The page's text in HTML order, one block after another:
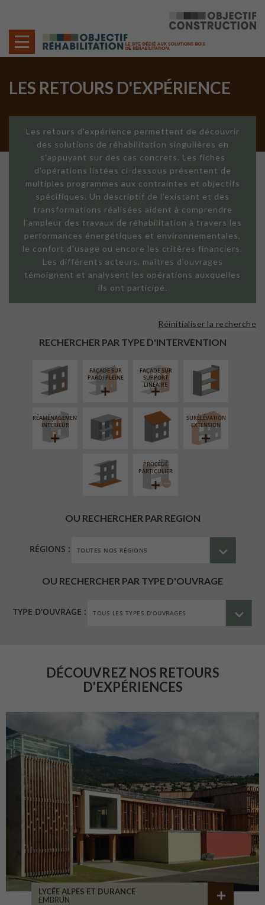
LES RETOURS D'EXPÉRIENCE
Les retours d'expérience permettent de découvrir
des solutions de réhabilitation singulières en
s'appuyant sur des cas concrets. Les fiches
d'opérations listées ci-dessous présentent de
multiples programmes aux contraintes et objectifs
spécifiques. Un descriptif de l'existant et des
transformations réalisées aident à comprendre
l'ampleur des travaux de réhabilitation à travers les
performances énergétiques et environnementales,
le confort d'usage ou encore les critères financiers.
Les différents acteurs, maîtres d'ouvrages
témoignent et analysent les opérations auxquelles
ils ont participé.
RECHERCHER PAR TYPE D'INTERVENTION
Réinitialiser la recherche
EXTÉRIEURE
FAÇADE SUR
PAROI PLEINE
FAÇADE SUR
SUPPORT
LINÉAIRE
ISOLATION
INTÉRIEURE
RÉAMÉNAGEMENT
INTÉRIEUR
FERMETURE
LOGGIAS
RÉFECTION DES
TOITURES
SURÉLÉVATION
EXTENSION
AMÉNAGEMENT
EXTÉRIEUR
PROCÉDÉ
PARTICULIER
OU RECHERCHER PAR REGION
RÉGIONS :
OU RECHERCHER PAR TYPE D'OUVRAGE
TYPE D'OUVRAGE :
DÉCOUVREZ NOS RETOURS
D'EXPÉRIENCES
LYCÉE ALPES ET DURANCE
EMBRUN